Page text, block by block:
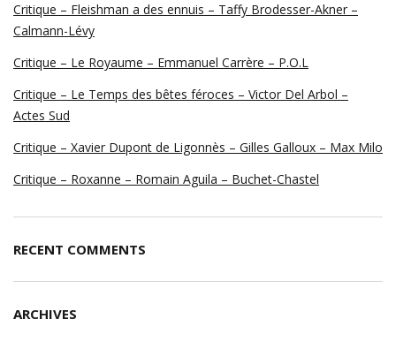
Critique – Fleishman a des ennuis – Taffy Brodesser-Akner –
Calmann-Lévy
Critique – Le Royaume – Emmanuel Carrère – P.O.L
Critique – Le Temps des bêtes féroces – Victor Del Arbol –
Actes Sud
Critique – Xavier Dupont de Ligonnès – Gilles Galloux – Max Milo
Critique – Roxanne – Romain Aguila – Buchet-Chastel
RECENT COMMENTS
ARCHIVES